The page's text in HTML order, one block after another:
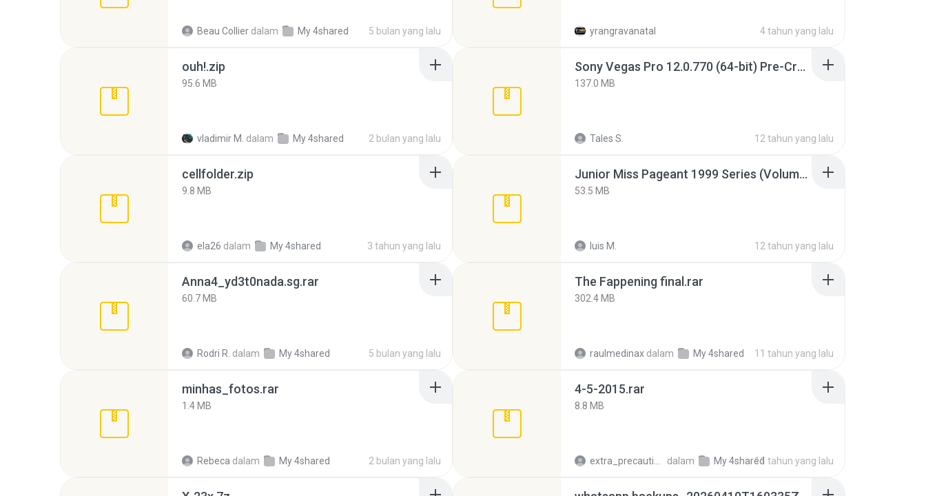
Beau Collier dalam My 4shared 5 bulan yang lalu yrangravanatal 4 tahun yang lalu
ouh!.zip
95.6 MB
vladimir M. dalam My 4shared 2 bulan yang lalu
Sony Vegas Pro 12.0.770 (64-bit) Pre-Cracked.zip
137.0 MB
Tales S. 12 tahun yang lalu
cellfolder.zip
9.8 MB
ela26 dalam My 4shared 3 tahun yang lalu
Junior Miss Pageant 1999 Series (Volume I Part I NC 6).7z
53.5 MB
luis M. 12 tahun yang lalu
Anna4_yd3t0nada.sg.rar
60.7 MB
Rodri R. dalam My 4shared 5 bulan yang lalu
The Fappening final.rar
302.4 MB
raulmedinax dalam My 4shared 11 tahun yang lalu
minhas_fotos.rar
1.4 MB
Rebeca dalam My 4shared 2 bulan yang lalu
4-5-2015.rar
8.8 MB
dalam My 4shared11 tahun yang lalu